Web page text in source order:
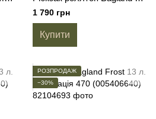
1 790 грн
Купити
РОЗПРОДАЖ
−30%